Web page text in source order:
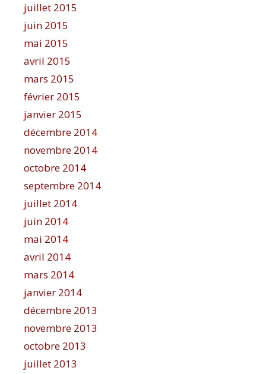
juillet 2015
juin 2015
mai 2015
avril 2015
mars 2015
février 2015
janvier 2015
décembre 2014
novembre 2014
octobre 2014
septembre 2014
juillet 2014
juin 2014
mai 2014
avril 2014
mars 2014
janvier 2014
décembre 2013
novembre 2013
octobre 2013
juillet 2013